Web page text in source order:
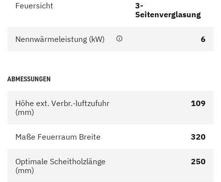
Feuersicht
3-
Seitenverglasung
Nennwärmeleistung (kW) 6
ABMESSUNGEN
Höhe ext. Verbr.-luftzufuhr
(mm)
109
Maße Feuerraum Breite 320
Optimale Scheitholzlänge
(mm)
250